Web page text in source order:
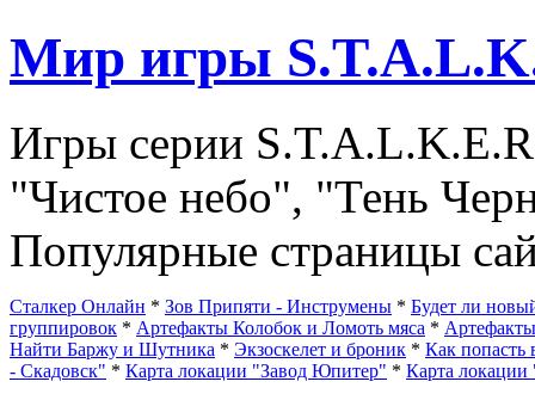
Мир игры
Игры серии
"Чистое небо", "Тень
Популярные страницы
Сталкер Онлайн * Зов Припяти - Инструмены * Будет ли
группировок * Артефакты Колобок и Ломоть мяса * Артефакты
Найти Баржу и Шутника * Экзоскелет и броник * Как попасть
- Скадовск" * Карта локации "Завод Юпитер" * Карта